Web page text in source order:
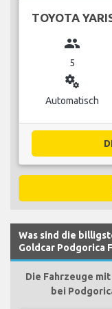
TOYOTA
group
5
miscellaneous_services
Automatisch
Was sind die
Goldcar Podgorica
Die Fahrzeuge
bei